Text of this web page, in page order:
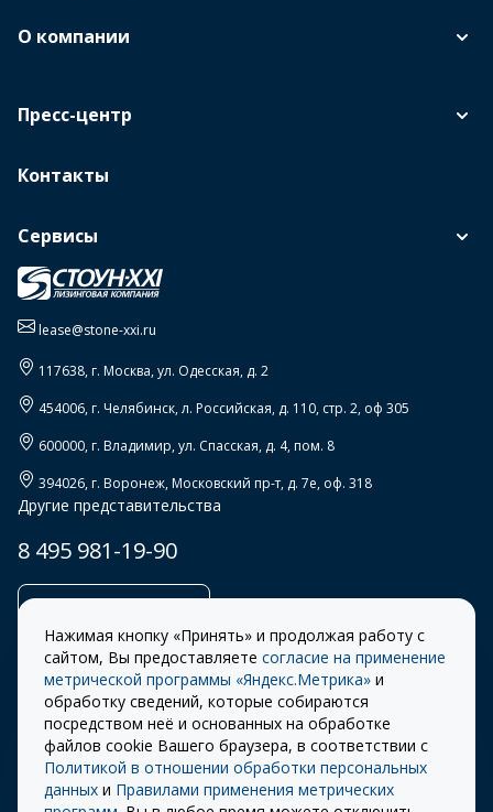
О компании
Пресс-центр
Контакты
Сервисы
lease@stone-xxi.ru
117638, г. Москва,ул. Одесская, д. 2
454006, г. Челябинск,л. Российская, д. 110, стр. 2, оф 305
600000, г. Владимир,ул. Спасская, д. 4, пом. 8
394026, г. Воронеж,Московский пр-т, д. 7е, оф. 318
Другие представительства
8 495 981-19-90
© 2026 «СТОУН-XXI»
Разработка сайта –
ITECH
Правила
использования cookie
Правила пользования
сайтом
Нажимая кнопку «Принять» и продолжая работу с
сайтом, Вы предоставляете согласие на применение
метрической программы «Яндекс.Метрика» и
обработку сведений, которые собираются
посредством неё и основанных на обработке
файлов cookie Вашего браузера, в соответствии с
Политикой в отношении обработки персональных
данных и Правилами применения метрических